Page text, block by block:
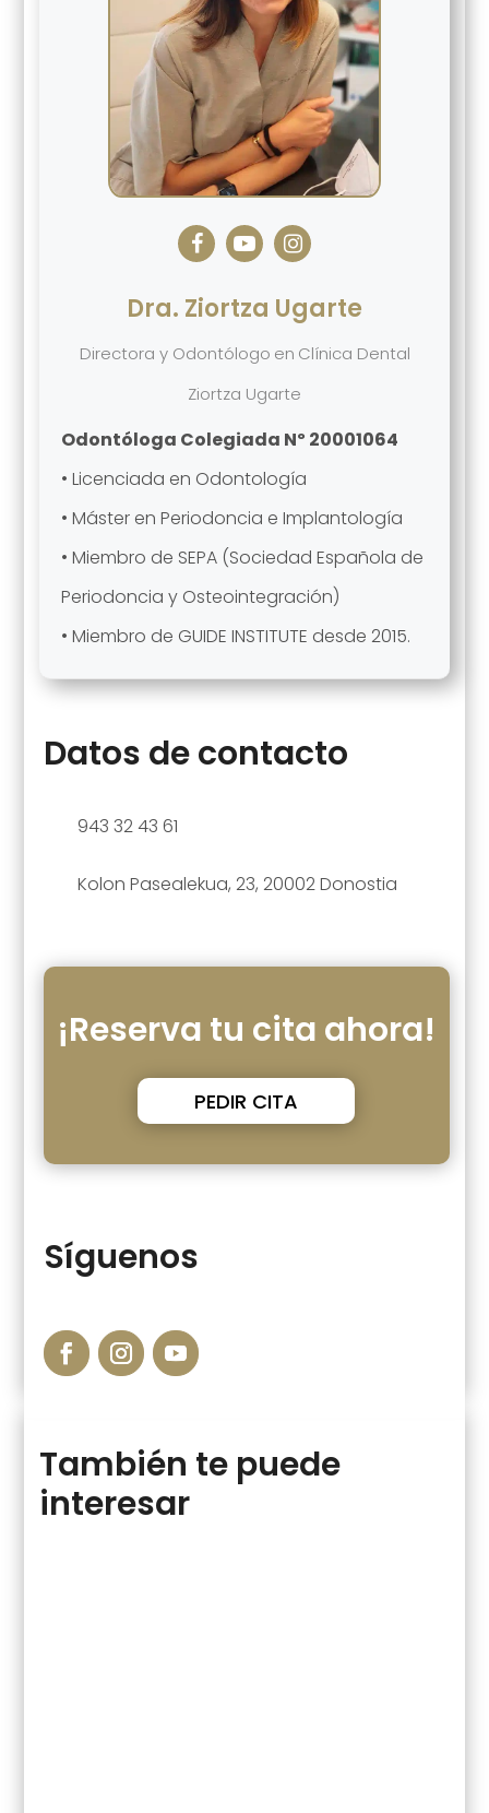
Dra. Ziortza Ugarte
Directora y Odontólogo en Clínica Dental
Ziortza Ugarte
Odontóloga Colegiada Nº 20001064
• Licenciada en Odontología
• Máster en Periodoncia e Implantología
• Miembro de SEPA (Sociedad Española de
Periodoncia y Osteointegración)
• Miembro de GUIDE INSTITUTE desde 2015.
Datos de contacto
943 32 43 61
Kolon Pasealekua, 23, 20002 Donostia
¡Reserva tu cita ahora!
PEDIR CITA
Síguenos
También te puede
interesar